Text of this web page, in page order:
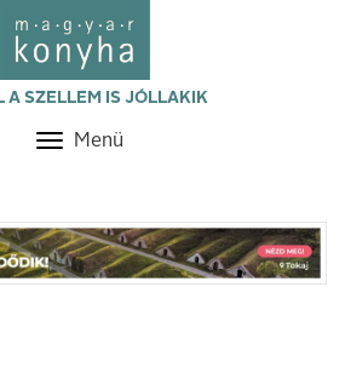
A SZELLEM IS JÓLLAKIK
Toggle
Menü